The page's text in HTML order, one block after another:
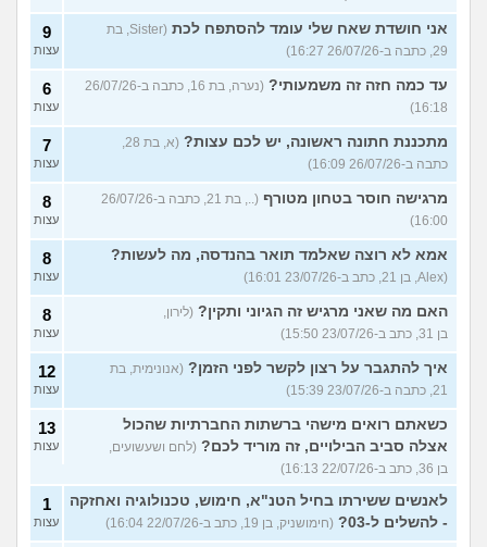
אני חושדת שאח שלי עומד להסתפח לכת
(Sister, בת
29, כתבה ב-26/07/26 16:27)
9
עצות
עד כמה חזה זה משמעותי?
(נערה, בת 16, כתבה ב-26/07/26
16:18)
6
עצות
מתכננת חתונה ראשונה, יש לכם עצות?
(א, בת 28,
כתבה ב-26/07/26 16:09)
7
עצות
מרגישה חוסר בטחון מטורף
(.., בת 21, כתבה ב-26/07/26
16:00)
8
עצות
אמא לא רוצה שאלמד תואר בהנדסה, מה לעשות?
(Alex, בן 21, כתב ב-23/07/26 16:01)
8
עצות
האם מה שאני מרגיש זה הגיוני ותקין? (לירון,
בן 31, כתב ב-23/07/26 15:50)
8
עצות
איך להתגבר על רצון לקשר לפני הזמן? (אנונימית, בת
21, כתבה ב-23/07/26 15:39)
12
עצות
כשאתם רואים מישהי ברשתות החברתיות שהכול
אצלה סביב הבילויים, זה מוריד לכם? (לחם ושעשועים,
בן 36, כתב ב-22/07/26 16:13)
13
עצות
לאנשים ששירתו בחיל הטנ"א, חימוש, טכנולוגיה ואחזקה
- להשלים ל-03?
(חימושניק, בן 19, כתב ב-22/07/26 16:04)
1
עצות